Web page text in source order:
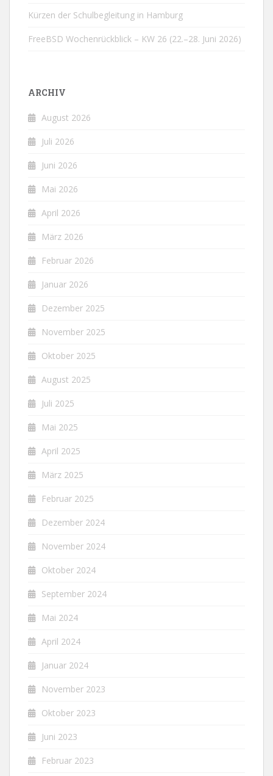
Kürzen der Schulbegleitung in Hamburg
FreeBSD Wochenrückblick – KW 26 (22.–28. Juni 2026)
ARCHIV
August 2026
Juli 2026
Juni 2026
Mai 2026
April 2026
März 2026
Februar 2026
Januar 2026
Dezember 2025
November 2025
Oktober 2025
August 2025
Juli 2025
Mai 2025
April 2025
März 2025
Februar 2025
Dezember 2024
November 2024
Oktober 2024
September 2024
Mai 2024
April 2024
Januar 2024
November 2023
Oktober 2023
Juni 2023
Februar 2023